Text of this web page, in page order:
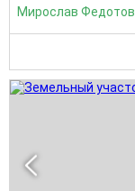
Мирослав Федотов